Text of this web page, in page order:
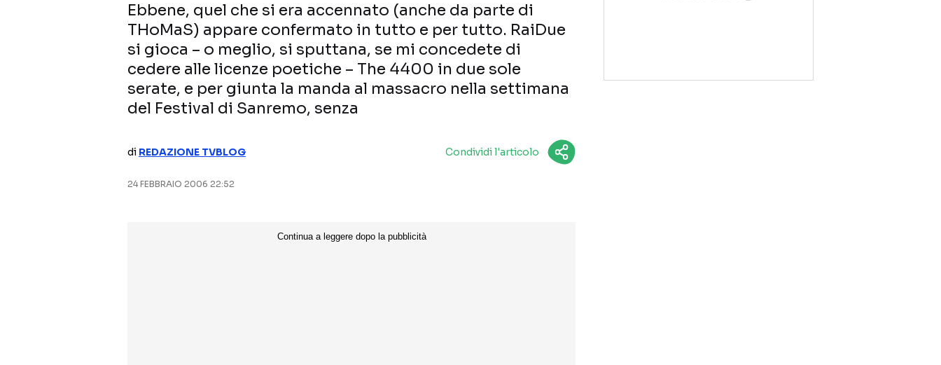
Ebbene, quel che si era accennato (anche da parte di
THoMaS) appare confermato in tutto e per tutto. RaiDue
si gioca – o meglio, si sputtana, se mi concedete di
cedere alle licenze poetiche – The 4400 in due sole
serate, e per giunta la manda al massacro nella settimana
del Festival di Sanremo, senza
di REDAZIONE TVBLOG Condividi l'articolo
24 FEBBRAIO 2006 22:52